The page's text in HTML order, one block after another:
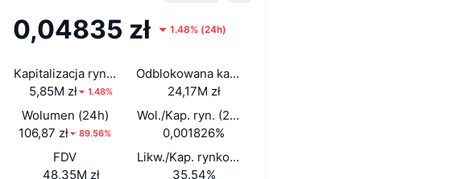
0,04835 zł 1.48% (24h)
Kapitalizacja rynkowa
5,85M zł
1.48%
Odblokowana kap. rynkowa
24,17M zł
Wolumen (24h)
106,87 zł
89.56%
Wol./Kap. ryn. (24 h)
0,001826%
FDV
48,35M zł
Likw./Kap. rynkowa
35.54%